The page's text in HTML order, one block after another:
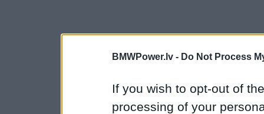
BMWPower.lv - Do Not Process
If you wish to opt-out of
processing of your